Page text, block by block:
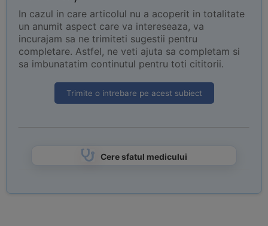
In cazul in care articolul nu a acoperit in totalitate
un anumit aspect care va intereseaza, va
incurajam sa ne trimiteti sugestii pentru
completare. Astfel, ne veti ajuta sa completam si
sa imbunatatim continutul pentru toti cititorii.
Trimite o intrebare pe acest subiect
Cere sfatul medicului